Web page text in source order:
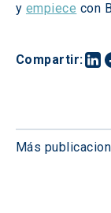
Compartir:
y empiece con
Más